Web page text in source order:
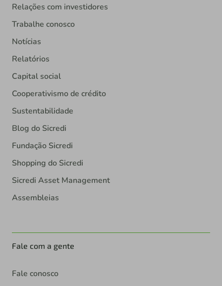
Relações com investidores
Trabalhe conosco
Notícias
Relatórios
Capital social
Cooperativismo de crédito
Sustentabilidade
Blog do Sicredi
Fundação Sicredi
Shopping do Sicredi
Sicredi Asset Management
Assembleias
Fale com a gente
Fale conosco